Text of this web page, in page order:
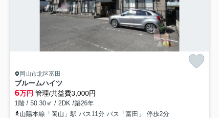
岡山市北区富田
ブルームハイツ
6万円 管理/共益費3,000円
1階 / 50.30㎡ / 2DK /築26年
山陽本線「岡山」駅 バス11分 バス「富田」 停歩2分